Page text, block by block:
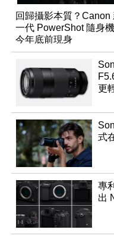
回歸攝影本質？Canon
一代 PowerShot 隨身
今年底前現身
更
式
專
出